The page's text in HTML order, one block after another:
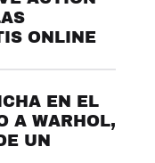
ONLINE
EN EL
A WARHOL,
UN